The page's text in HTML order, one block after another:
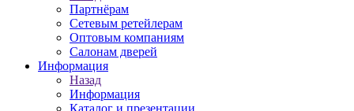
Партнёрам
Сетевым ретейлерам
Оптовым компаниям
Салонам дверей
Информация
Назад
Информация
Каталог и презентации